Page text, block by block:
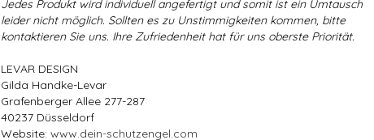
Jedes Produkt wird individuell angefertigt und somit ist ein Umtausch
leider nicht möglich. Sollten es zu Unstimmigkeiten kommen, bitte
kontaktieren Sie uns. Ihre Zufriedenheit hat für uns oberste Priorität.
LEVAR DESIGN
Gilda Handke-Levar
Grafenberger Allee 277-287
40237 Düsseldorf
Website: www.dein-schutzengel.com